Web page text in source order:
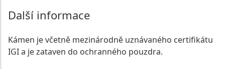
Další informace
Kámen je včetně mezinárodně uznávaného certifikátu
IGI a je zataven do ochranného pouzdra.